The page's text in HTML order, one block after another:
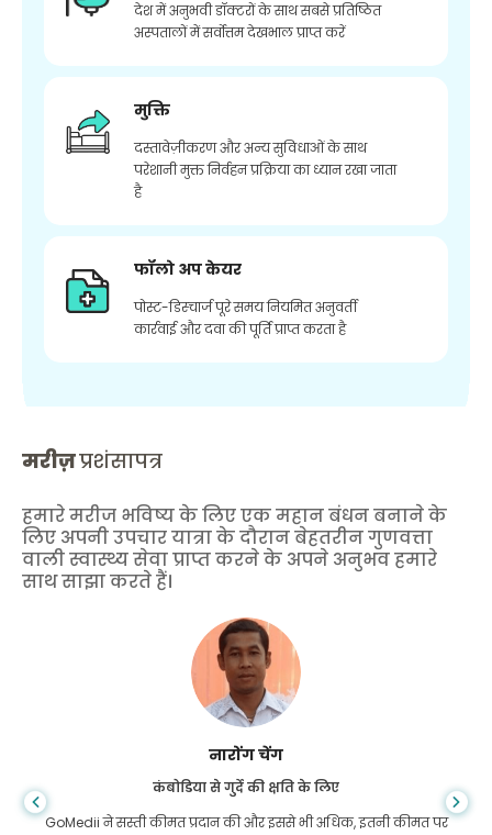
देश में अनुभवी डॉक्टरों के साथ सबसे प्रतिष्ठित
अस्पतालों में सर्वोत्तम देखभाल प्राप्त करें
मुक्ति
दस्तावेज़ीकरण और अन्य सुविधाओं के साथ
परेशानी मुक्त निर्वहन प्रक्रिया का ध्यान रखा जाता
है
फॉलो अप केयर
पोस्ट-डिस्चार्ज पूरे समय नियमित अनुवर्ती
कार्रवाई और दवा की पूर्ति प्राप्त करता है
मरीज़प्रशंसापत्र
हमारे मरीज भविष्य के लिए एक महान बंधन बनाने के
लिए अपनी उपचार यात्रा के दौरान बेहतरीन गुणवत्ता
वाली स्वास्थ्य सेवा प्राप्त करने के अपने अनुभव हमारे
साथ साझा करते हैं।
शांधा दास
गैस्ट्रोएंटरोलॉजी के लिए बांग्लादेश से
मैंने अपने बेटे और गोमेडी की शानदार टीम को धन्यवाद दिया है जिन्होंने